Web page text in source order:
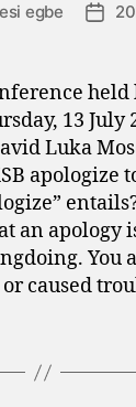
egbe
Post
held
13 July
Luka
apologize
an apology
You
caused